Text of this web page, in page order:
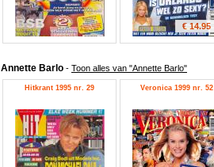
€ 14.95
Annette Barlo - Toon alles van "Annette Barlo"
Hitkrant 1995 nr. 29 Veronica 1999 nr. 52